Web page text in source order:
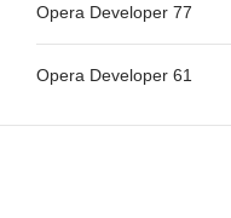
Opera Developer 77
Opera Developer 61